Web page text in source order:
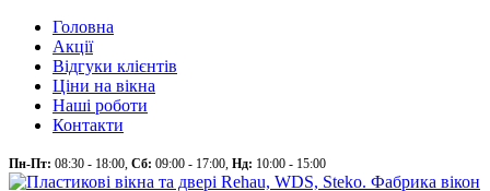
Головна
Акції
Відгуки клієнтів
Ціни на вікна
Наші роботи
Контакти
Пн-Пт: 08:30 - 18:00, Сб: 09:00 - 17:00, Нд: 10:00 - 15:00